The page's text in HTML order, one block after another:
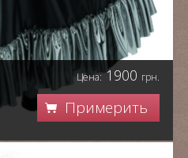
Цена:1900 грн.
Примерить